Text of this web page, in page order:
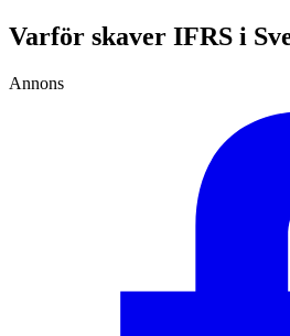
Varför skaver IFRS i
Annons